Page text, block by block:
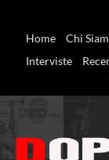
Home
Chi
Interviste